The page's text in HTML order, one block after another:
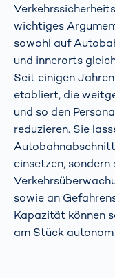
wichtiges
sowohl auf
und innerorts
Seit einigen
etabliert, die
und so den
reduzieren. Sie
einsetzen,
sowie an
Kapazität können
am Stück